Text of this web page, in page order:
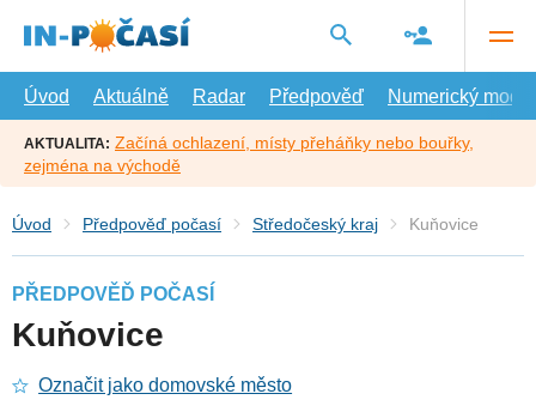
hlavní
Úvod
Aktuálně Radar Předpověď Numerický model
AKTUALITA: Začíná ochlazení, místy přeháňky nebo bouřky,
zejména na východě
Úvod Předpověď počasí Středočeský kraj Kuňovice
PŘEDPOVĚĎ POČASÍ
Kuňovice
Označit jako domovské město